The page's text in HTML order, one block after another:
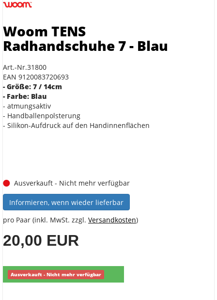
Woom TENS
Radhandschuhe 7 - Blau
Art.-Nr.31800
EAN 9120083720693
- Größe: 7 / 14cm
- Farbe: Blau
- atmungsaktiv
- Handballenpolsterung
- Silikon-Aufdruck auf den Handinnenflächen
Ausverkauft - Nicht mehr verfügbar
Informieren, wenn wieder lieferbar
pro Paar (inkl. MwSt. zzgl. Versandkosten)
20,00 EUR
Ausverkauft - Nicht mehr verfügbar